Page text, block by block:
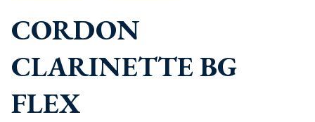
CORDON
CLARINETTE BG
FLEX